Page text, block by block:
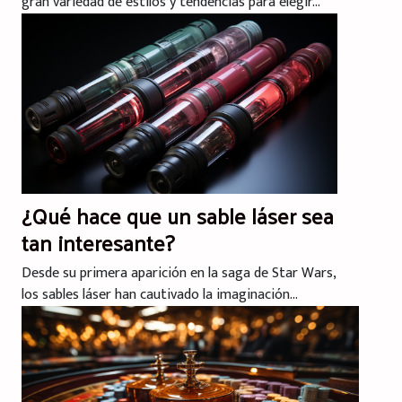
¿Qué hace que un sable láser sea
tan interesante?
Desde su primera aparición en la saga de Star Wars,
los sables láser han cautivado la imaginación...